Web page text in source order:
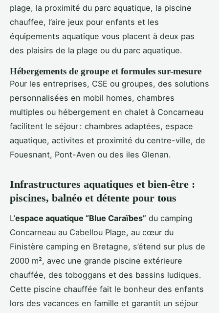
plage, la proximité du parc aquatique, la piscine
chauffee, l’aire jeux pour enfants et les
équipements aquatique vous placent à deux pas
des plaisirs de la plage ou du parc aquatique.
Hébergements de groupe et formules sur-mesure
Pour les entreprises, CSE ou groupes, des solutions
personnalisées en mobil homes, chambres
multiples ou hébergement en chalet à Concarneau
facilitent le séjour : chambres adaptées, espace
aquatique, activites et proximité du centre-ville, de
Fouesnant, Pont-Aven ou des iles Glenan.
Infrastructures aquatiques et bien-être :
piscines, balnéo et détente pour tous
L’espace aquatique “Blue Caraïbes” du camping
Concarneau au Cabellou Plage, au cœur du
Finistère camping en Bretagne, s’étend sur plus de
2000 m², avec une grande piscine extérieure
chauffée, des toboggans et des bassins ludiques.
Cette piscine chauffée fait le bonheur des enfants
lors des vacances en famille et garantit un séjour